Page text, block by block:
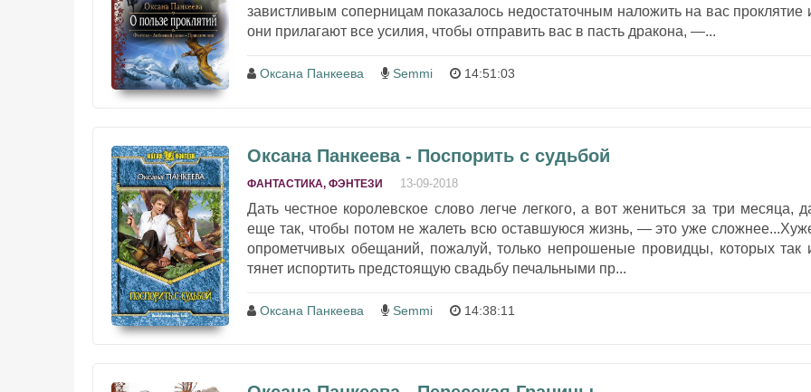
завистливым соперницам показалось недостаточным наложить на вас проклятие
они прилагают все усилия, чтобы отправить вас в пасть дракона, —...
Оксана Панкеева Semmi 14:51:03
Оксана Панкеева - Поспорить с судьбой
ФАНТАСТИКА, ФЭНТЕЗИ 13-09-2018
Дать честное королевское слово легче легкого, а вот жениться за три месяца,
еще так, чтобы потом не жалеть всю оставшуюся жизнь, — это уже
опрометчивых обещаний, пожалуй, только непрошеные провидцы, которых так
тянет испортить предстоящую свадьбу печальными пр...
Оксана Панкеева Semmi 14:38:11